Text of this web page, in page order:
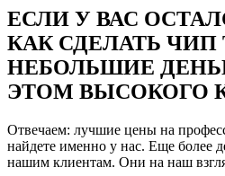
ошибки были не связанные с
двигателя или топливной
отказано не было (моторы с
сначала конечно же чинятся).
Вообщем считали стоковую
главное что есть результат).
Вообщем разница
Ну во первых мотор стал
ЕСЛИ У ВАС
КАК СДЕЛАТЬ
НЕБОЛЬШИЕ
ЭТОМ ВЫСОКОГО
Отвечаем: лучшие цены на
найдете именно у нас. Еще более
нашим клиентам. Они на наш